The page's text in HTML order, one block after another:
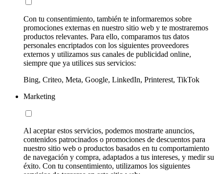
Con tu consentimiento, también te informaremos sobre
promociones externas en nuestro sitio web y te mostraremos
productos relevantes. Para ello, comparamos tus datos
personales encriptados con los siguientes proveedores
externos y utilizamos sus canales de publicidad online,
siempre que ya utilices sus servicios:
Bing, Criteo, Meta, Google, LinkedIn, Printerest, TikTok
Marketing
Al aceptar estos servicios, podemos mostrarte anuncios,
contenidos patrocinados o promociones de descuentos para
nuestro sitio web o productos basados en tu comportamiento
de navegación y compra, adaptados a tus intereses, y medir su
éxito. Con tu consentimiento, utilizamos los siguientes